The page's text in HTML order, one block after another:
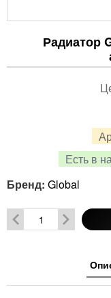
Радиатор
Есть в
Бренд: Global